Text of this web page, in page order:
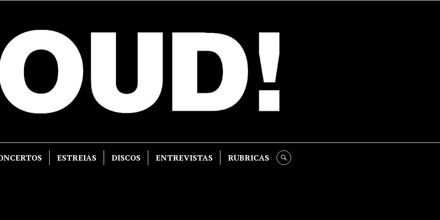
ESTREIAS DISCOS ENTREVISTAS RUBRICAS SEARCH